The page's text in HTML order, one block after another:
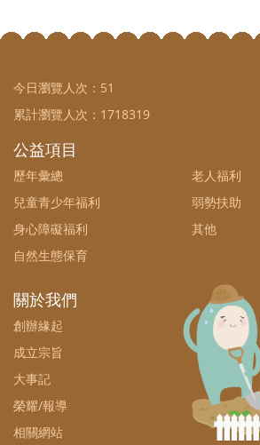
今日瀏覽人次： 51
累計瀏覽人次： 1718319
公益項目
歷年彙總
老人福利
兒童青少年福利
弱勢扶助
身心障礙福利
其他
自然生態保育
關於我們
創辦緣起
成立宗旨
大事記
榮耀/報導
相關網站